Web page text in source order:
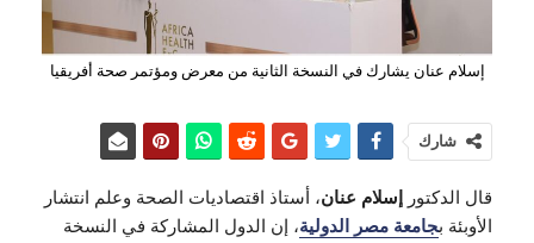
إسلام عنان يشارك في النسخة الثانية من معرض ومؤتمر صحة أفريقيا
شارك
قال الدكتور إسلام عنان، أستاذ اقتصاديات الصحة وعلم انتشار
الأوبئة بجامعة مصر الدولية، إن الدول المشاركة في النسخة